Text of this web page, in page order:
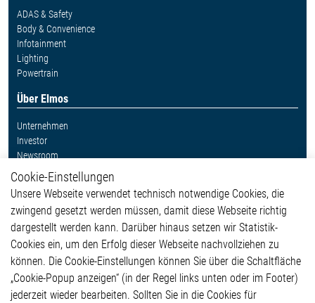
ADAS & Safety
Body & Convenience
Infotainment
Lighting
Powertrain
Über Elmos
Unternehmen
Investor
Newsroom
Weitere Links
Glossar
Kontakt
Hinweisgeberschutzsystem
Rechtliches
Impressum
Datenschutzerklärung
Cookie-Popup anzeigen
Cookie-Einstellungen
Unsere Webseite verwendet technisch notwendige Cookies, die
zwingend gesetzt werden müssen, damit diese Webseite richtig
dargestellt werden kann. Darüber hinaus setzen wir Statistik-
Cookies ein, um den Erfolg dieser Webseite nachvollziehen zu
können. Die Cookie-Einstellungen können Sie über die Schaltfläche
„Cookie-Popup anzeigen“ (in der Regel links unten oder im Footer)
jederzeit wieder bearbeiten. Sollten Sie in die Cookies für